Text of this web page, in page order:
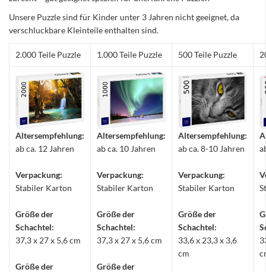
Unsere Puzzle sind für Kinder unter 3 Jahren nicht geeignet, da
verschluckbare Kleinteile enthalten sind.
2.000 Teile Puzzle 1.000 Teile Puzzle 500 Teile Puzzle
Altersempfehlung:
ab ca. 12 Jahren
Verpackung:
Stabiler Karton
Größe der
Schachtel:
37,3 x 27 x 5,6 cm
Größe der
Altersempfehlung:
ab ca. 10 Jahren
Verpackung:
Stabiler Karton
Größe der
Schachtel:
37,3 x 27 x 5,6 cm
Größe der
Altersempfehlung:
ab ca. 8-10 Jahren
Verpackung:
Stabiler Karton
Größe der
Schachtel:
33,6 x 23,3 x 3,6
cm